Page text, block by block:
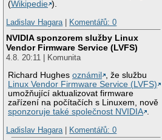
(Wikipedie ).
Ladislav Hagara
Komentářů: 0
NVIDIA sponzorem služby Linux
Vendor Firmware Service (LVFS)
4.8. 20:11 | Komunita
Richard Hughesoznámil
, že službu
Linux Vendor Firmware Service (LVFS)
umožňující aktualizovat firmware
zařízení na počítačích s Linuxem, nově
sponzoruje také společnost NVIDIA .
Ladislav Hagara | Komentářů: 0